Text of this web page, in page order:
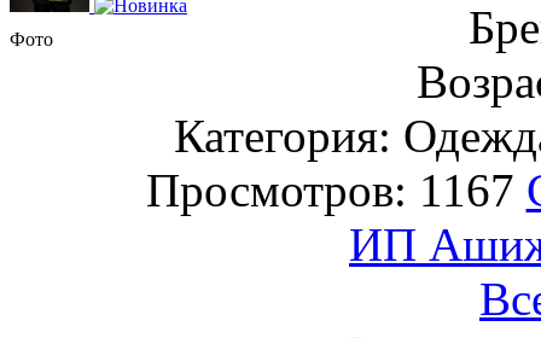
Фото
Категория:
Просмотров: 1167
ИП